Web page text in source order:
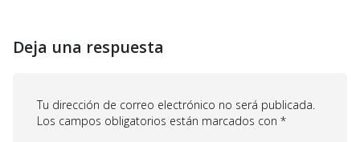
Deja una respuesta
Tu dirección de correo electrónico no será publicada.
Los campos obligatorios están marcados con *